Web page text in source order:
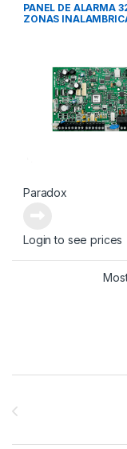
PANEL DE ALARMA
ZONAS
Paradox
Login to see prices